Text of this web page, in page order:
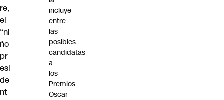
re,
el
“ni
ño
pr
esi
de
nt
incluye
entre
las
posibles
candidatas
a
los
Premios
Oscar